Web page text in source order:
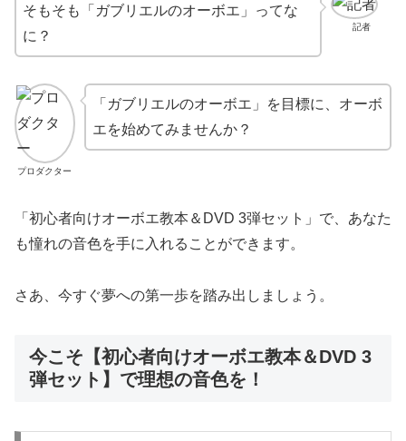
記者
そもそも「ガブリエルのオーボエ」ってな
に？
プロダクター
「ガブリエルのオーボエ」を目標に、オーボ
エを始めてみませんか？
「初心者向けオーボエ教本＆DVD 3弾セット」で、あなた
も憧れの音色を手に入れることができます。
さあ、今すぐ夢への第一歩を踏み出しましょう。
今こそ【初心者向けオーボエ教本＆DVD 3
弾セット】で理想の音色を！